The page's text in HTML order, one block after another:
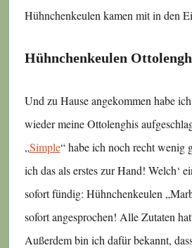
Hühnchenkeulen kamen mit in den
Hühnchenkeulen
Und zu Hause angekommen habe
wieder meine Ottolenghis
„Simple“ habe ich noch recht wenig
ich das als erstes zur Hand! Welch‘
sofort fündig: Hühnchenkeulen
sofort angesprochen! Alle Zutaten
Außerdem bin ich dafür bekannt,